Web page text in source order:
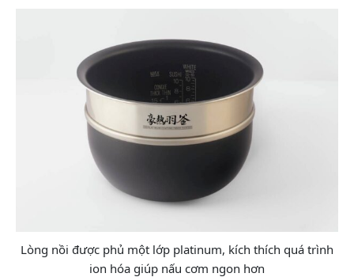
Lòng nồi được phủ một lớp platinum, kích thích quá trình
ion hóa giúp nấu cơm ngon hơn